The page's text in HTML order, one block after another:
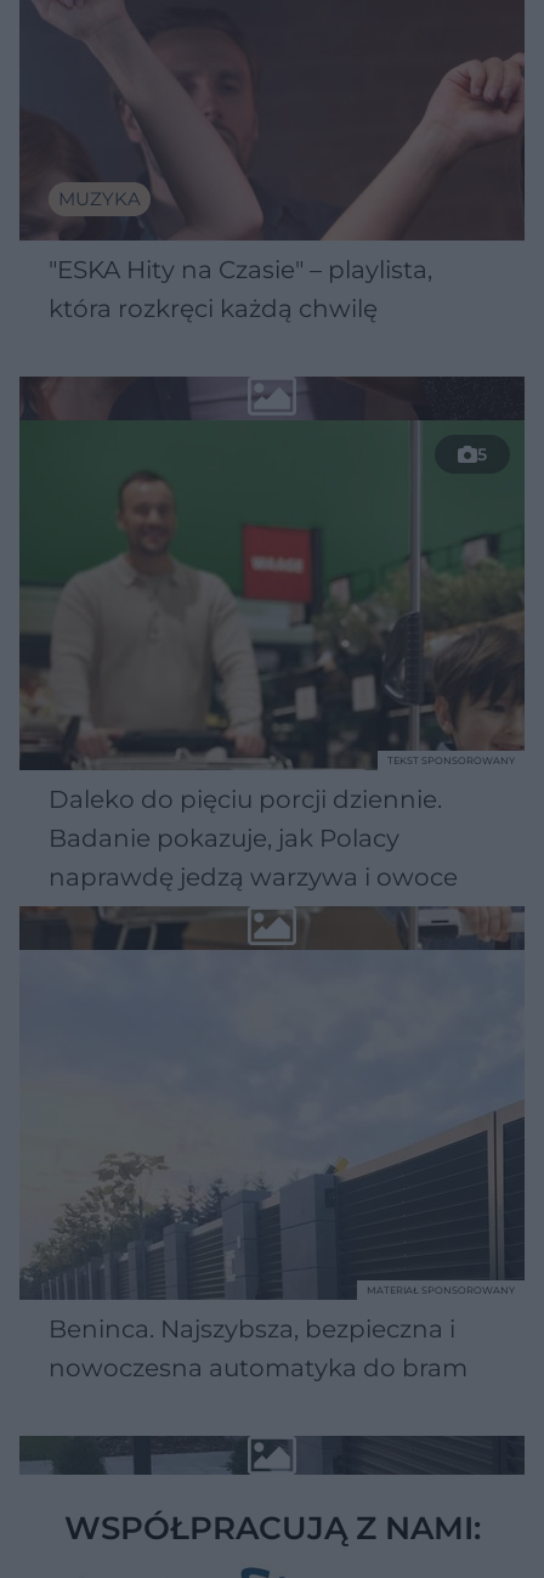
MUZYKA
"ESKA Hity na Czasie" – playlista,
która rozkręci każdą chwilę
5
Daleko do pięciu porcji dziennie.
Badanie pokazuje, jak Polacy
naprawdę jedzą warzywa i owoce
TEKST SPONSOROWANY
Beninca. Najszybsza, bezpieczna i
nowoczesna automatyka do bram
MATERIAŁ SPONSOROWANY
WSPÓŁPRACUJĄ Z NAMI: